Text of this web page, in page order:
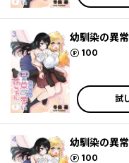
幼馴染の異
100
ポイント
試
幼馴染の異
100
ポイント